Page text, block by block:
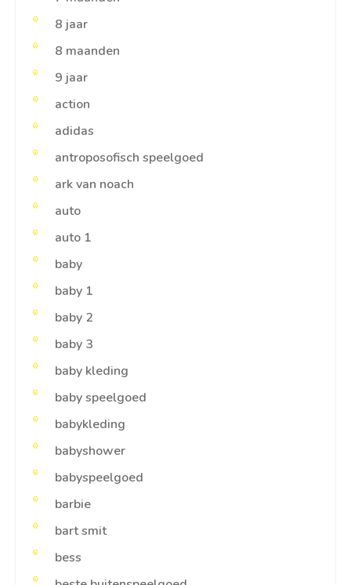
8 jaar
8 maanden
9 jaar
action
adidas
antroposofisch speelgoed
ark van noach
auto
auto 1
baby
baby 1
baby 2
baby 3
baby kleding
baby speelgoed
babykleding
babyshower
babyspeelgoed
barbie
bart smit
bess